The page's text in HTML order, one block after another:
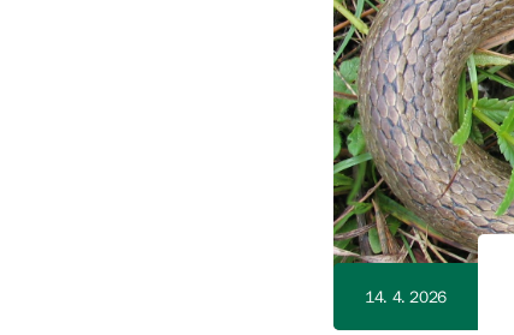
14. 4. 2026